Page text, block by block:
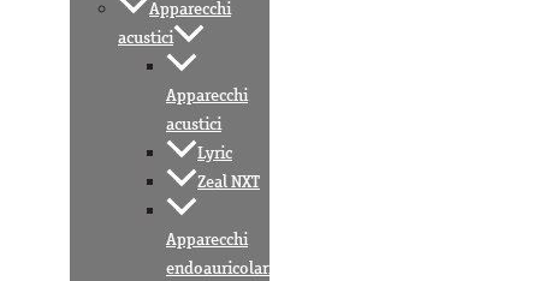
Apparecchi
acustici
Apparecchi
acustici
Lyric
Zeal NXT
Apparecchi
endoauricolari